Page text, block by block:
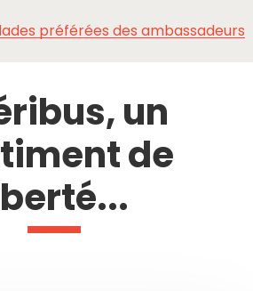
préférées des ambassadeurs
un
de